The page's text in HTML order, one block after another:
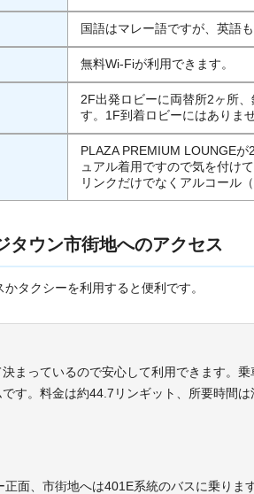
国語はマレー語ですが、英語も
無料Wi-Fiが利用できます。
2F出発ロビーに両替所2ヶ所
す。1F到着ロビーにはありませ
PLAZA PREMIUM LOUNGE
ュアル着用ですので気を付け
リンクだけでなくアルコール
タウン市街地へのアクセス
タクシーを利用すると便利です。
まっているので安心して利用できます。
す。料金は約44.7リンギット、所要時間
面、市街地へは401E系統のバスに乗りま